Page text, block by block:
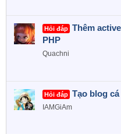
Hỏi đáp Thêm
PHP
Quachni
Hỏi đáp Tạo blog
IAMGiAm